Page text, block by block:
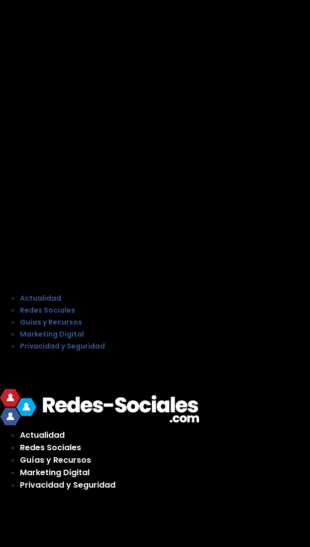
Actualidad
Redes Sociales
Guías y Recursos
Marketing Digital
Privacidad y Seguridad
Actualidad
Redes Sociales
Guías y Recursos
Marketing Digital
Privacidad y Seguridad